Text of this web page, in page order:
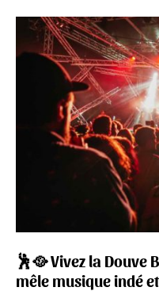
🕺🥘 Vivez la Douve
mêle musique indé